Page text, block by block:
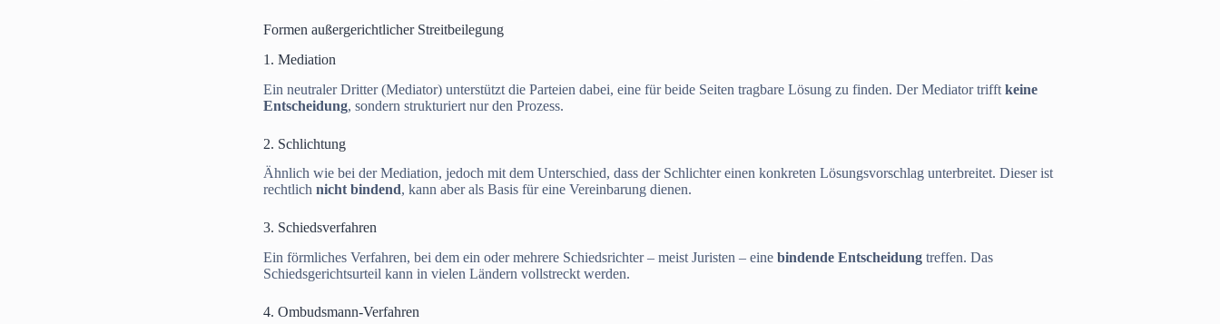
Formen außergerichtlicher Streitbeilegung
1. Mediation
Ein neutraler Dritter (Mediator) unterstützt die Parteien dabei, eine für beide Seiten tragbare Lösung zu finden. Der Mediator trifftkeine
Entscheidung, sondern strukturiert nur den Prozess.
2. Schlichtung
Ähnlich wie bei der Mediation, jedoch mit dem Unterschied, dass der Schlichter einen konkreten Lösungsvorschlag unterbreitet. Dieser ist
rechtlichnicht bindend, kann aber als Basis für eine Vereinbarung dienen.
3. Schiedsverfahren
Ein förmliches Verfahren, bei dem ein oder mehrere Schiedsrichter – meist Juristen – einebindende Entscheidung treffen. Das
Schiedsgerichtsurteil kann in vielen Ländern vollstreckt werden.
4. Ombudsmann-Verfahren